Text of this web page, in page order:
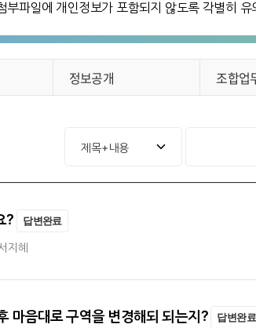
부파일에 개인정보가 포함되지 않도록 각별히 유
정보공개 조합업
? 답변완료
지혜
마음대로 구역을 변경해되 되는지? 답변완료